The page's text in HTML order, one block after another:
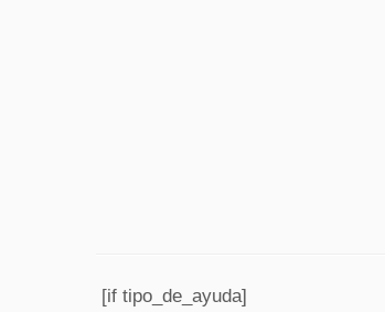
[if tipo_de_ayuda]